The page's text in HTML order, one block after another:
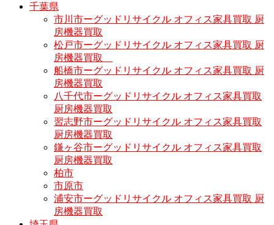
千葉県
市川市ーグッドリサイクル オフィス家具買取 厨
房機器買取
松戸市ーグッドリサイクル オフィス家具買取 厨
房機器買取
船橋市ーグッドリサイクル オフィス家具買取 厨
房機器買取
八千代市ーグッドリサイクル オフィス家具買取
厨房機器買取
習志野市ーグッドリサイクル オフィス家具買取
厨房機器買取
鎌ヶ谷市ーグッドリサイクル オフィス家具買取
厨房機器買取
柏市
市原市
浦安市ーグッドリサイクル オフィス家具買取 厨
房機器買取